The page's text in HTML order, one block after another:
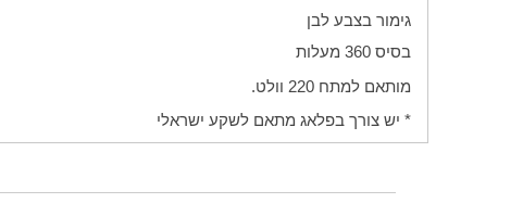
גימור בצבע לבן
בסיס 360 מעלות
מותאם למתח 220 וולט.
* יש צורך בפלאג מתאם לשקע ישראלי